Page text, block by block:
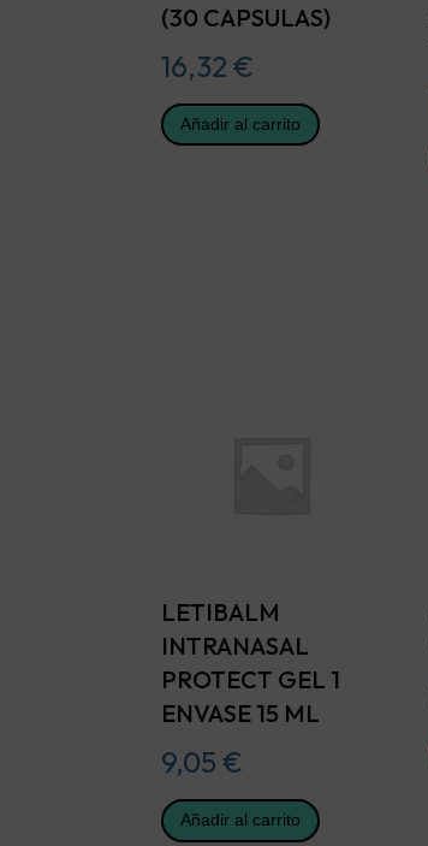
(30 CAPSULAS)
16,32€
Añadir al carrito
LETIBALM
INTRANASAL
PROTECT GEL 1
ENVASE 15 ML
9,05€
Añadir al carrito